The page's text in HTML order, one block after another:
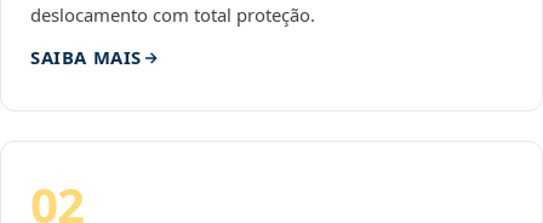
deslocamento com total proteção.
SAIBA MAIS
02